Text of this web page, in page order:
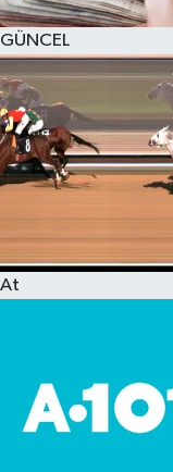
GÜNCEL
At